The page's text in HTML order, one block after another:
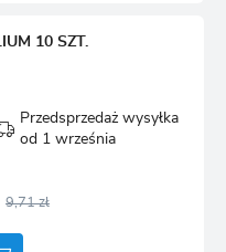
10 SZT.
Przedsprzedaż wysyłka
od 1 września
9,71 zł